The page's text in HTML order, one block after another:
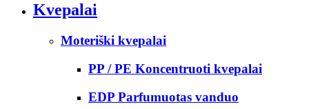
Kvepalai
Moteriški kvepalai
PP / PE Koncentruoti kvepalai
EDP Parfumuotas vanduo